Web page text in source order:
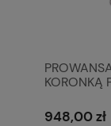
KORONKĄ
948,00 zł